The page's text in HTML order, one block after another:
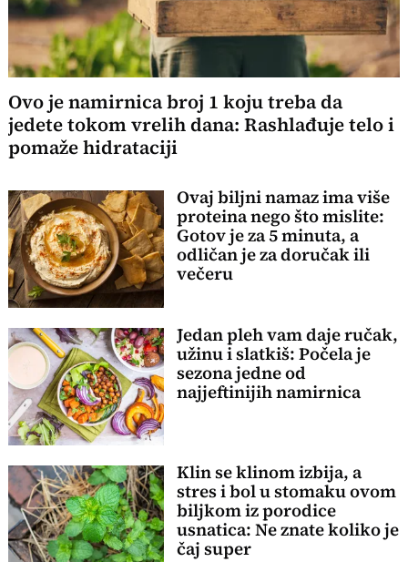
Ovo je namirnica broj 1 koju treba da
jedete tokom vrelih dana: Rashlađuje telo i
pomaže hidrataciji
Ovaj biljni namaz ima više
proteina nego što mislite:
Gotov je za 5 minuta, a
odličan je za doručak ili
večeru
Jedan pleh vam daje ručak,
užinu i slatkiš: Počela je
sezona jedne od
najjeftinijih namirnica
Klin se klinom izbija, a
stres i bol u stomaku ovom
biljkom iz porodice
usnatica: Ne znate koliko je
čaj super